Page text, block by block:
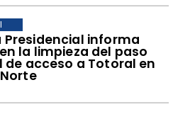
Presidencial informa
la limpieza del paso
de acceso a Totoral en